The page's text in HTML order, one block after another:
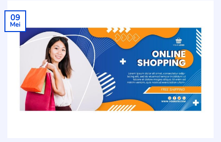
09
Mei